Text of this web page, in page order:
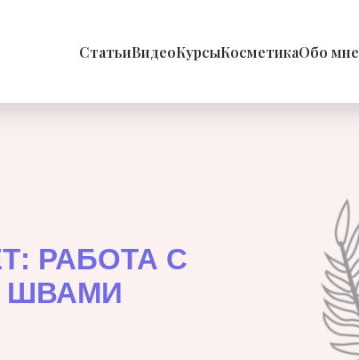
СтатьиВидеоКурсыКосметикаОбо мне
РАБОТА С
ШВАМИ